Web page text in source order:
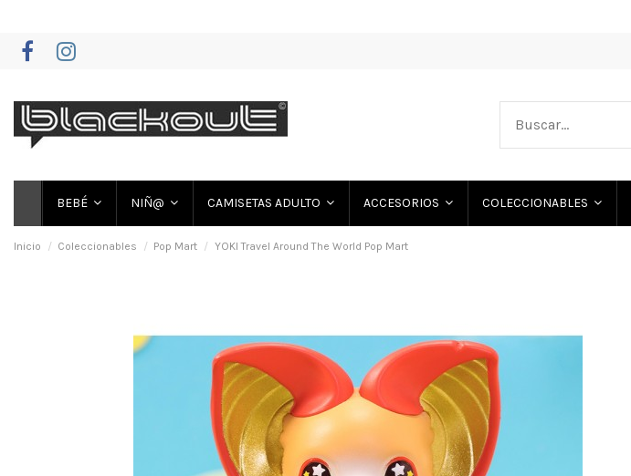
BEBÉ NIÑ@ CAMISETAS ADULTO ACCESORIOS COLECCIONABLES
Inicio Coleccionables Pop Mart YOKI Travel Around The World Pop Mart